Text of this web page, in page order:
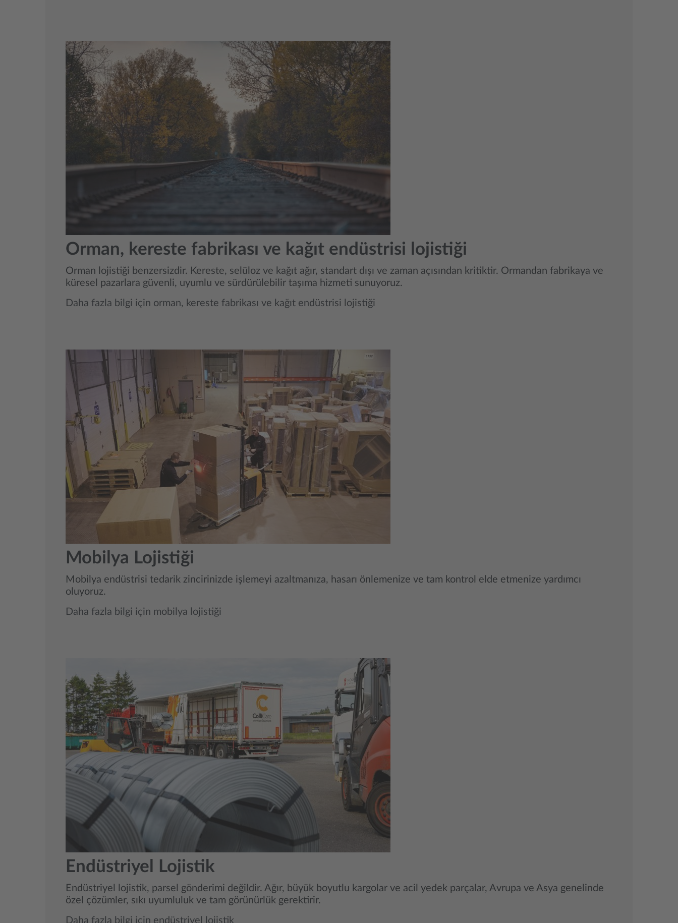
Orman, kereste fabrikası ve kağıt endüstrisi lojistiği
Orman lojistiği benzersizdir. Kereste, selüloz ve kağıt ağır, standart dışı ve zaman açısından kritiktir. Ormandan fabrikaya ve
küresel pazarlara güvenli, uyumlu ve sürdürülebilir taşıma hizmeti sunuyoruz.
Daha fazla bilgi için orman, kereste fabrikası ve kağıt endüstrisi lojistiği
Mobilya Lojistiği
Mobilya endüstrisi tedarik zincirinizde işlemeyi azaltmanıza, hasarı önlemenize ve tam kontrol elde etmenize yardımcı
oluyoruz.
Daha fazla bilgi için mobilya lojistiği
Endüstriyel Lojistik
Endüstriyel lojistik, parsel gönderimi değildir. Ağır, büyük boyutlu kargolar ve acil yedek parçalar, Avrupa ve Asya genelinde
özel çözümler, sıkı uyumluluk ve tam görünürlük gerektirir.
Daha fazla bilgi için endüstriyel lojistik